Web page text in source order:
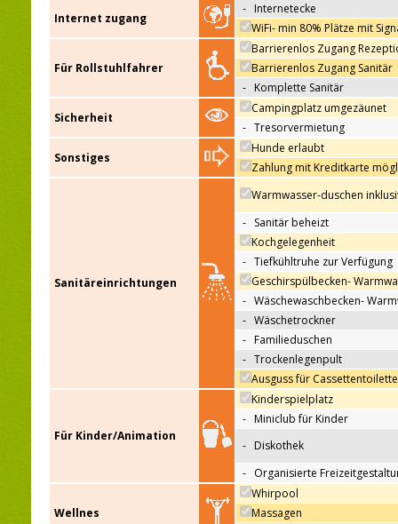
Internet zugang
- Internetecke
WiFi- min 80% Plätze mit
Für Rollstuhlfahrer
Barrierenlos Zugang
Barrierenlos Zugang Sanitär
- Komplette Sanitär
Sicherheit
Campingplatz umgezäunet
- Tresorvermietung
Sonstiges
Hunde erlaubt
Zahlung mit Kreditkarte
Sanitäreinrichtungen
Warmwasser-duschen
- Sanitär beheizt
Kochgelegenheit
- Tiefkühltruhe zur Verfügung
Geschirspülbecken-
- Wäschewaschbecken-
- Wäschetrockner
- Familieduschen
- Trockenlegenpult
Ausguss für
Für Kinder/Animation
Kinderspielplatz
- Miniclub für Kinder
- Diskothek
- Organisierte
Wellnes
Whirpool
Massagen